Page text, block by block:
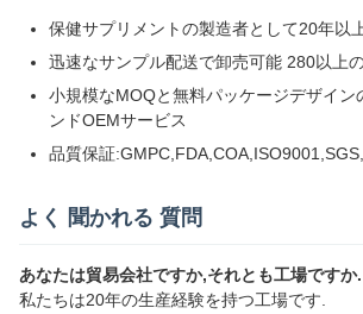
保健サプリメントの製造者として20年以
迅速なサンプル配送で卸売可能 280以上
小規模なMOQと無料パッケージデザイン
ンドOEMサービス
品質保証
よく 聞かれる 質問
あなたは貿易会社ですか,それとも工場ですか.
私たちは20年の生産経験を持つ工場です.